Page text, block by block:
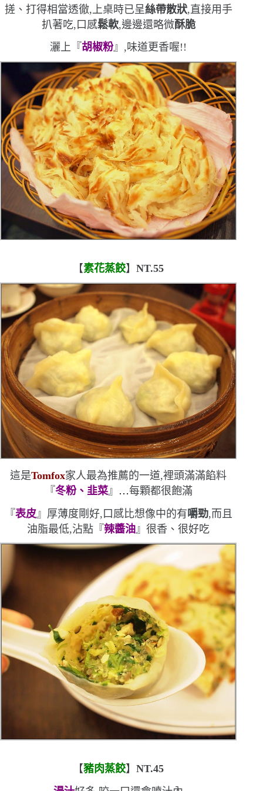
搓、打得相當透徹,上桌時已呈絲帶散狀,直接用手
扒著吃,口感鬆軟,邊邊還略微酥脆
灑上『 胡椒粉』,味道更香喔!!
【素花蒸餃】NT.55
這是Tomfox家人最為推薦的一道,裡頭滿滿餡料
『冬粉、韭菜』 …每顆都很飽滿
『表皮』厚薄度剛好,口感比想像中的有嚼勁,而且
油脂最低,沾點『辣醬油 』很香、很好吃
【豬肉蒸餃】NT.45